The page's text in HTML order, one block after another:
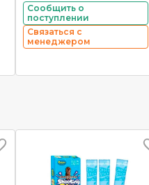
Сообщить о
поступлении
Связаться с
менеджером